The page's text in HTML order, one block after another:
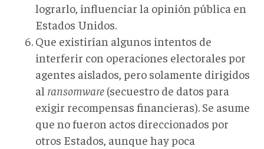
lograrlo, influenciar la opinión pública en
Estados Unidos.
Que existirían algunos intentos de
interferir con operaciones electorales por
agentes aislados, pero solamente dirigidos
al ransomware (secuestro de datos para
exigir recompensas financieras). Se asume
que no fueron actos direccionados por
otros Estados, aunque hay poca